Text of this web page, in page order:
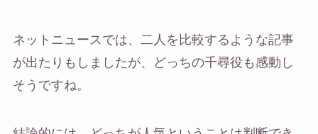
ネットニュースでは、二人を比較するような記事
が出たりもしましたが、どっちの千尋役も感動し
そうですね。